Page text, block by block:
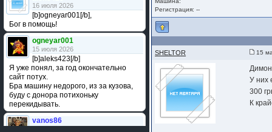
16 июля 2026
[b]ogneyar001[/b],
Бог в помощь!
ogneyar001
15 июля 2026
[b]aleks423[/b]
Я уже понял, за год окончательно
сайт потух.
Бра машину недорого, из за кузова,
буду с донора потихоньку
перекидывать.
vanos86
Регистрация: --
SHELTOR 15
Димон
У них
300
К